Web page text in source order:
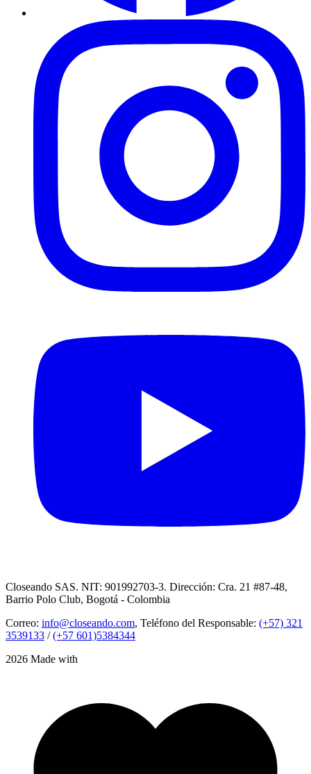
Closeando SAS. NIT: 901992703-3. Dirección: Cra. 21 #87-48,
Barrio Polo Club, Bogotá - Colombia
Correo: info@closeando.com, Teléfono del Responsable: (+57) 321
3539133 /(+57 601)5384344
2026 Made with